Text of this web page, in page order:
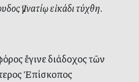
Ἰγνατίῳ εἰκάδι τύχθη.
ἔγινε διάδοχος τῶν
Ἐπίσκοπος